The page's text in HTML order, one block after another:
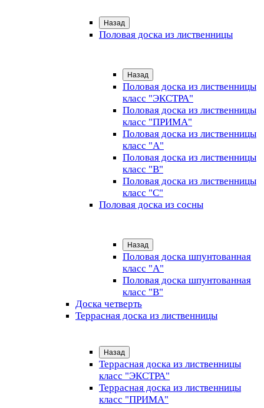
Назад
Половая доска из лиственницы
Назад
Половая доска из лиственницы
класс "ЭКСТРА"
Половая доска из лиственницы
класс "ПРИМА"
Половая доска из лиственницы
класс "А"
Половая доска из лиственницы
класс "B"
Половая доска из лиственницы
класс "C"
Половая доска из сосны
Назад
Половая доска шпунтованная
класс "А"
Половая доска шпунтованная
класс "B"
Доска четверть
Террасная доска из лиственницы
Назад
Террасная доска из лиственницы
класс "ЭКСТРА"
Террасная доска из лиственницы
класс "ПРИМА"